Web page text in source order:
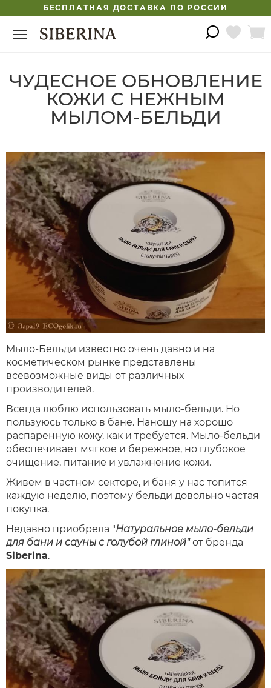
БЕСПЛАТНАЯ ДОСТАВКА ПО РОССИИ
ЧУДЕСНОЕ ОБНОВЛЕНИЕ
КОЖИ С НЕЖНЫМ
МЫЛОМ-БЕЛЬДИ
Мыло-Бельди известно очень давно и на
косметическом рынке представлены
всевозможные виды от различных
производителей.
Всегда люблю использовать мыло-бельди. Но
пользуюсь только в бане. Наношу на хорошо
распаренную кожу, как и требуется. Мыло-бельди
обеспечивает мягкое и бережное, но глубокое
очищение, питание и увлажнение кожи.
Живем в частном секторе, и баня у нас топится
каждую неделю, поэтому бельди довольно частая
покупка.
Недавно приобрела "Натуральное мыло-бельди
для бани и сауны с голубой глиной"от бренда
Siberina.